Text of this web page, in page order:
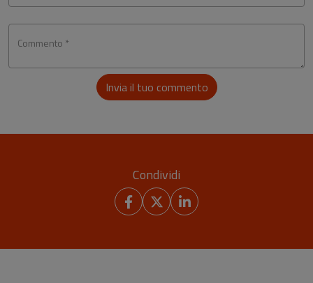
Commento *
Invia il tuo commento
Condividi